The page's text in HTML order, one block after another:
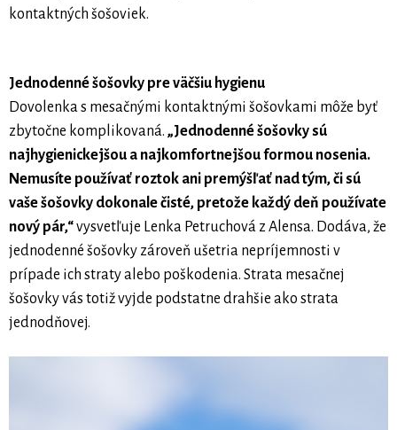
kontaktných šošoviek.
Jednodenné šošovky pre väčšiu hygienu
Dovolenka s mesačnými kontaktnými šošovkami môže byť
zbytočne komplikovaná. „Jednodenné šošovky sú
najhygienickejšou a najkomfortnejšou formou nosenia.
Nemusíte používať roztok ani premýšľať nad tým, či sú
vaše šošovky dokonale čisté, pretože každý deň používate
nový pár,“vysvetľuje Lenka Petruchová z Alensa. Dodáva, že
jednodenné šošovky zároveň ušetria nepríjemnosti v
prípade ich straty alebo poškodenia. Strata mesačnej
šošovky vás totiž vyjde podstatne drahšie ako strata
jednodňovej.